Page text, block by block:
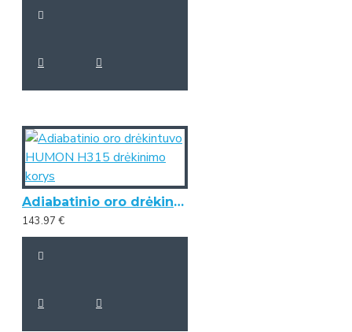
Adiabatinio oro drėkintuvo HUMON H315 drėkinimo korys
143.97 €